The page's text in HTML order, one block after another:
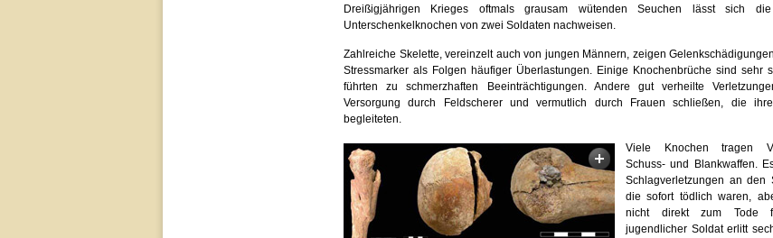
Dreißigjährigen Krieges oftmals grausam wütenden Seuchen lässt sich
Unterschenkelknochen von zwei Soldaten nachweisen.
Zahlreiche Skelette, vereinzelt auch von jungen Männern, zeigen
Stressmarker als Folgen häufiger Überlastungen. Einige Knochenbrüche sind sehr
führten zu schmerzhaften Beeinträchtigungen. Andere gut verheilte
Versorgung durch Feldscherer und vermutlich durch Frauen schließen, die
begleiteten.
Viele Knochen tragen
Schuss- und Blankwaffen.
Schlagverletzungen an den
die sofort tödlich waren,
nicht direkt zum Tode
jugendlicher Soldat erlitt